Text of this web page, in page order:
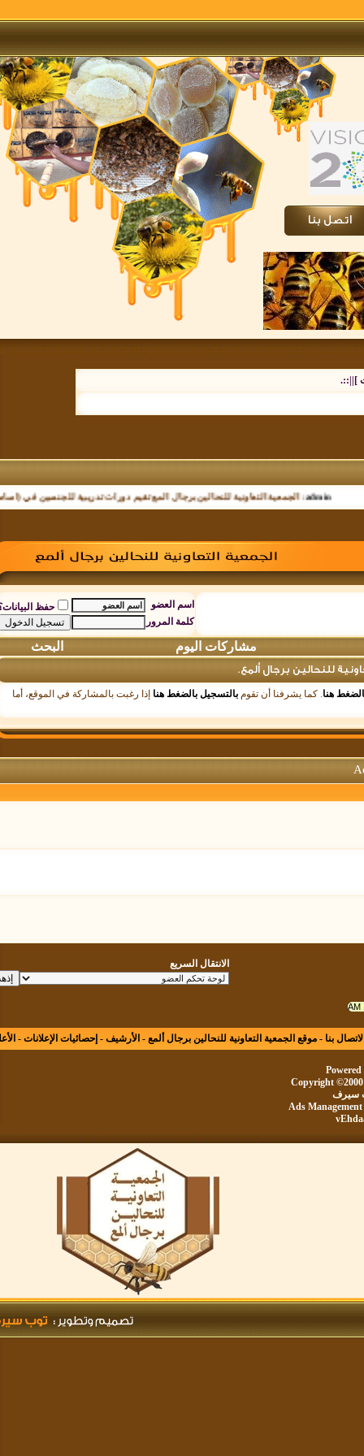
بنا
:الجمعية التعاونية للنحالين برجال المع تقيم دورات تدريبية للجنسين في
اسم العضو
حفظ البيانات؟
كلمة المرور
مشاركات اليوم البحث
للنحالين برجال ألمع.
هنا. كما يشرفنا أن تقومبالتسجيل بالضغط هناإذا رغبت بالمشاركة في الموقع، أما
الانتقال السريع
بنا-موقع الجمعية التعاونية للنحالين برجال ألمع -الأرشيف-إحصائيات الإعلانات-الأعلى
Copyright
Ads